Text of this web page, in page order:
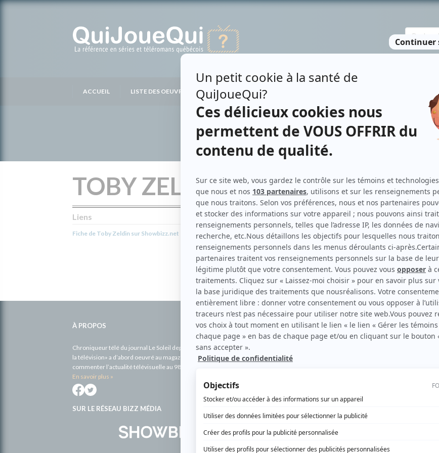
ACCUEIL LISTE DES OEUVRES LISTE DES PERSONNES
TOBY ZELDIN
Liens
Fiche de Toby Zeldin sur Showbizz.net
Contributions
Urban Angel Auteur
À PROPOS
Chroniqueur télé du journal Le Soleil depuis 2001, Richard Therrien carbure à son petit écran. Celui qu’on surnomme parfois
la télévision» a d’abord oeuvré au magazine TV Hebdo de 1996 à 2001. Sa spécialité: la télé québécoise. On peut l’entendre régulièrement
commenter l’actualité télévisuelle au 98,5.
En savoir plus »
SUR LE RÉSEAU BIZZ MÉDIA